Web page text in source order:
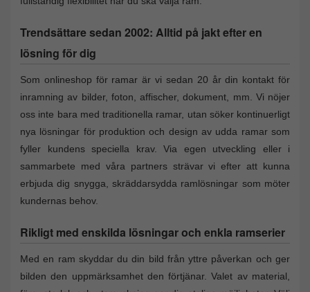
Trendsättare sedan 2002: Alltid på jakt efter en
lösning för dig
Som onlineshop för ramar är vi sedan 20 år din kontakt för
inramning av bilder, foton, affischer, dokument, mm. Vi nöjer
oss inte bara med traditionella ramar, utan söker kontinuerligt
nya lösningar för produktion och design av udda ramar som
fyller kundens speciella krav. Via egen utveckling eller i
sammarbete med våra partners strävar vi efter att kunna
erbjuda dig snygga, skräddarsydda ramlösningar som möter
kundernas behov.
Rikligt med enskilda lösningar och enkla ramserier
Med en ram skyddar du din bild från yttre påverkan och ger
bilden den uppmärksamhet den förtjänar. Valet av material,